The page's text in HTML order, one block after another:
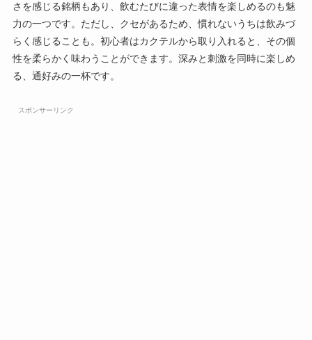
さを感じる銘柄もあり、飲むたびに違った表情を楽しめるのも魅
力の一つです。ただし、クセがあるため、慣れないうちは飲みづ
らく感じることも。初心者はカクテルから取り入れると、その個
性を柔らかく味わうことができます。深みと刺激を同時に楽しめ
る、通好みの一杯です。
スポンサーリンク